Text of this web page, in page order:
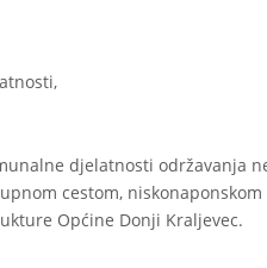
djelatnosti održavanja
cestom,
Općine Donji Kraljevec.